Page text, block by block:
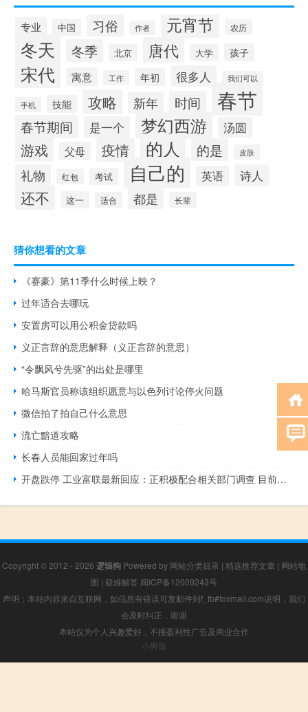
专业 中国 习俗 作者 元宵节 农历
冬天 冬季 北京 唐代 大学 孩子
宋代 寓意 工作 年初 很多人 我们可以
手机 技能 攻略 新年 时间 春节
春节期间 是一个 梦幻西游 汤圆
游戏 父母 疫情 的人 的是 皮肤
礼物 红包 考试 自己的 英语 诗人
还不 这一 适合 都是 长辈
猜你想看的文章
《赛豪》第11季什么时候上映？
过年适合去哪玩
安置房可以用公积金贷款吗
义正言辞的意思解释（义正言辞的意思）
“令飘风兮先驱”的出处是哪里
哈马斯官员称该组织愿意与以色列讨论停火问题
微信拍了拍自己什么意思
流亡黯道攻略
长春人员能回家过年吗
开盘跌停 工业富联最新回应：正积极配合相关部门调查 目前经营业务一切正常
Copyright © 2012 - 2026 逻辑狗 Powered by 网站分类目录 | 精选推荐文章 | 网站地
图 | 疑难解答 闽ICP备12009243号
声明：本站内容来自互联网，如信息有错误可发邮件到f_fb#foxmail.com说明，我们
会及时纠正，谢谢
本站仅为个人兴趣爱好，不接盈利性广告及商业合作
小男孩